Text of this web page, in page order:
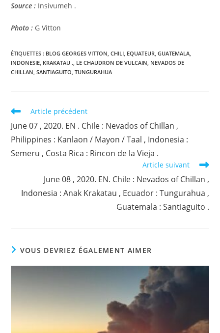
Source : Insivumeh .
Photo : G Vitton
ÉTIQUETTES : BLOG GEORGES VITTON CHILI EQUATEUR GUATEMALA
INDONESIE KRAKATAU . LE CHAUDRON DE VULCAIN NEVADOS DE
CHILLAN SANTIAGUITO TUNGURAHUA
Read
articles
Article précédent
June 07 , 2020. EN . Chile : Nevados of Chillan ,
Philippines : Kanlaon / Mayon / Taal , Indonesia :
Semeru , Costa Rica : Rincon de la Vieja .
Article suivant
June 08 , 2020. EN. Chile : Nevados of Chillan ,
Indonesia : Anak Krakatau , Ecuador : Tungurahua ,
Guatemala : Santiaguito .
VOUS DEVRIEZ ÉGALEMENT AIMER